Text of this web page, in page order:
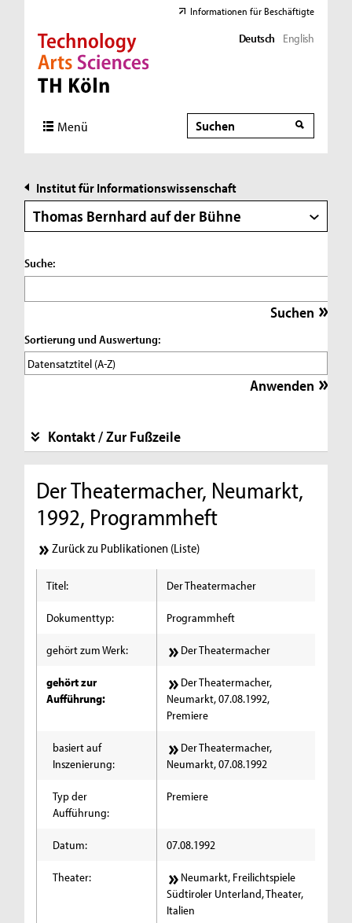
Direkt zur Hauptnavigation
Direkt zur Subnavigation
Direkt zum Inhalt
Direkt zum Fußbereich
Informationen für Beschäftigte
Deutsch English
Menü Suche
Suche
Institut für Informationswissenschaft
Thomas Bernhard auf der Bühne
Suche:
Sortierung und Auswertung:
Kontakt / Zur Fußzeile
Der Theatermacher, Neumarkt,
1992, Programmheft
Zurück zu Publikationen (Liste)
Titel: Der Theatermacher
Dokumenttyp: Programmheft
gehört zum Werk: Der Theatermacher
gehört zur
Aufführung:
Der Theatermacher,
Neumarkt, 07.08.1992,
Premiere
basiert auf
Inszenierung:
Der Theatermacher,
Neumarkt, 07.08.1992
Typ der
Aufführung:
Premiere
Datum: 07.08.1992
Theater:
Neumarkt, Freilichtspiele
Südtiroler Unterland, Theater,
Italien